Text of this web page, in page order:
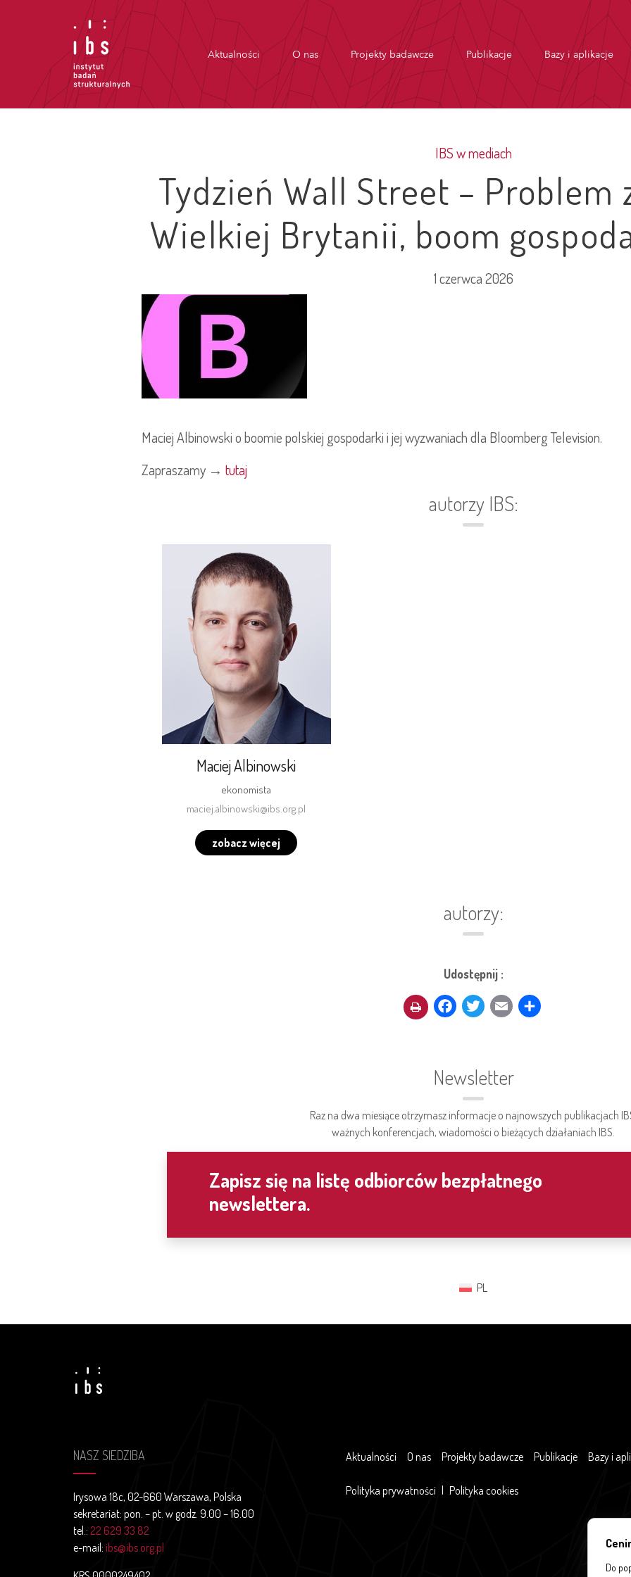
Aktualności O nas Projekty badawcze Publikacje Bazy i aplikacje
IBS w mediach
Tydzień Wall Street – Problem
Wielkiej Brytanii, boom
1 czerwca 2026
Maciej Albinowski o boomie polskiej gospodarki i jej wyzwaniach dla Bloomberg Television.
Zapraszamy → tutaj
autorzy IBS:
Maciej Albinowski
ekonomista
maciej.albinowski@ibs.org.pl
zobacz więcej
autorzy:
Udostępnij :
Facebook
Twitter
Email
Newsletter
Raz na dwa miesiące otrzymasz informacje o najnowszych publikacjach
ważnych konferencjach, wiadomości o bieżących działaniach IBS.
Zapisz się na listę odbiorców bezpłatnego
newslettera.
Do
PL
NASZ SIEDZIBA
Irysowa 18c, 02-660 Warszawa, Polska
sekretariat: pon. – pt. w godz. 9.00 – 16.00
tel.: 22 629 33 82
e-mail: ibs@ibs.org.pl
Aktualności O nas Projekty badawcze Publikacje Bazy i
Polityka prywatności | Polityka cookies